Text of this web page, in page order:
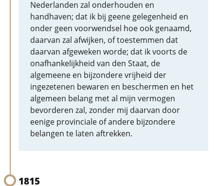
Nederlanden zal onderhouden en
handhaven; dat ik bij geene gelegenheid en
onder geen voorwendsel hoe ook genaamd,
daarvan zal afwijken, of toestemmen dat
daarvan afgeweken worde; dat ik voorts de
onafhankelijkheid van den Staat, de
algemeene en bijzondere vrijheid der
ingezetenen bewaren en beschermen en het
algemeen belang met al mijn vermogen
bevorderen zal, zonder mij daarvan door
eenige provinciale of andere bijzondere
belangen te laten aftrekken.
1815